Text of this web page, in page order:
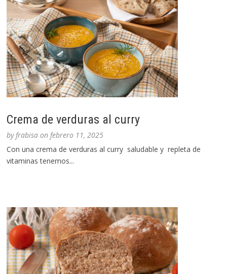
Crema de verduras al curry
byfrabisa onfebrero 11, 2025
Con una crema de verduras al curry saludable y repleta de
vitaminas tenemos...